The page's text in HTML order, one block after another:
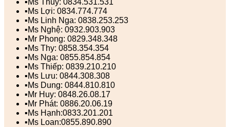
▪️Ms Thúy: 0834.531.531
▪️Ms Lợi: 0834.774.774
▪️Ms Linh Nga: 0838.253.253
▪️Ms Nghệ: 0932.903.903
▪️Mr Phong: 0829.348.348
▪️Ms Thy: 0858.354.354
▪️Ms Nga: 0855.854.854
▪️Ms Thiếp: 0839.210.210
▪️Ms Lưu: 0844.308.308
▪️Ms Dung: 0844.810.810
▪️Mr Huy: 0848.26.08.17
▪️Mr Phát: 0886.20.06.19
▪️Ms Hạnh:0833.201.201
▪️Ms Loan:0855.890.890